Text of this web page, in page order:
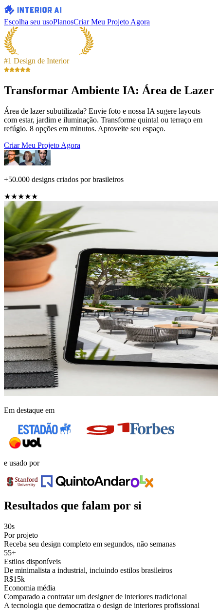
Escolha seu usoPlanosCriar Meu Projeto Agora
#1 Design de Interior
Transformar Ambiente IA: Área de Lazer
Área de lazer subutilizada? Envie foto e nossa IA sugere layouts
com estar, jardim e iluminação. Transforme quintal ou terraço em
refúgio. 8 opções em minutos. Aproveite seu espaço.
Criar Meu Projeto Agora
+50.000 designs criados por brasileiros
★★★★★
Em destaque em
e usado por
Resultados que falam por si
30s
Por projeto
Receba seu design completo em segundos, não semanas
55+
Estilos disponíveis
De minimalista a industrial, incluindo estilos brasileiros
R$15k
Economia média
Comparado a contratar um designer de interiores tradicional
A tecnologia que democratiza o design de interiores profissional